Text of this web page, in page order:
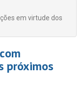
em virtude dos
próximos